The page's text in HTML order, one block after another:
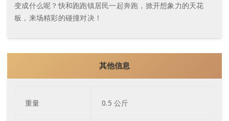
变成什么呢？快和跑跑镇居民一起奔跑，掀开想象力的天花
板，来场精彩的碰撞对决！
其他信息
重量 0.5 公斤